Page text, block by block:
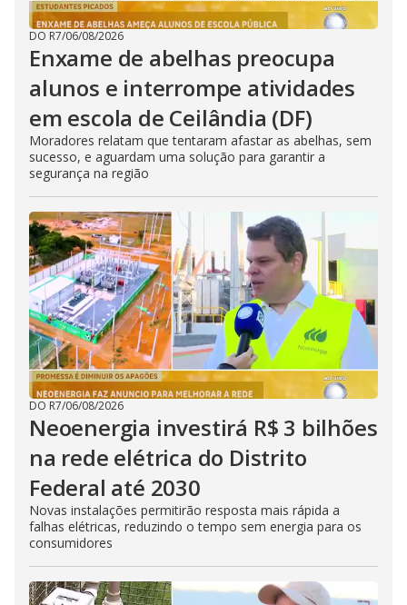
DO R7/06/08/2026
Enxame de abelhas preocupa
alunos e interrompe atividades
em escola de Ceilândia (DF)
Moradores relatam que tentaram afastar as abelhas, sem
sucesso, e aguardam uma solução para garantir a
segurança na região
DO R7/06/08/2026
Neoenergia investirá R$ 3 bilhões
na rede elétrica do Distrito
Federal até 2030
Novas instalações permitirão resposta mais rápida a
falhas elétricas, reduzindo o tempo sem energia para os
consumidores